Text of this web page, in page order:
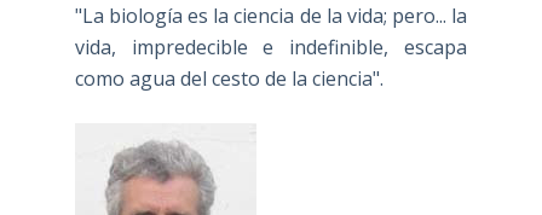
"La biología es la ciencia de la vida; pero... la
vida, impredecible e indefinible, escapa
como agua del cesto de la ciencia".